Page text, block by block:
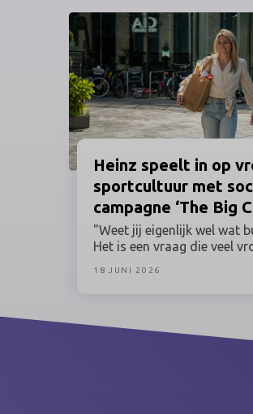
Heinz speelt in op
sportcultuur met
campagne ‘The Big
"Weet jij eigenlijk wel wat
Het is een vraag die veel
ontwikkeld vanuit een
van de sportfan. Heinz
18 JUNI 2026